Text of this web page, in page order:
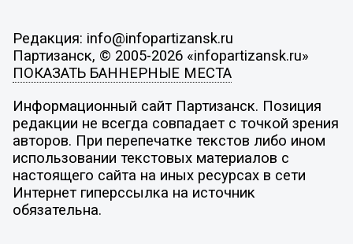
Редакция: info@infopartizansk.ru
Партизанск, © 2005-2026 «infopartizansk.ru»
ПОКАЗАТЬ БАННЕРНЫЕ МЕСТА
Информационный сайт Партизанск. Позиция
редакции не всегда совпадает с точкой зрения
авторов. При перепечатке текстов либо ином
использовании текстовых материалов с
настоящего сайта на иных ресурсах в сети
Интернет гиперссылка на источник
обязательна.